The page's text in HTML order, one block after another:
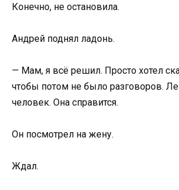
Конечно, не остановила.
Андрей поднял ладонь.
— Мам, я всё решил. Просто хотел
чтобы потом не было разговоров.
человек. Она справится.
Он посмотрел на жену.
Ждал.